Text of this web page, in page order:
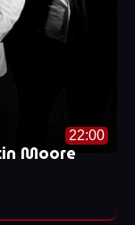
22:00
Moore